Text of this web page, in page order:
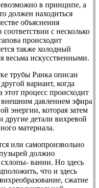
в принципе, а
должен находиться
объяснения
с несколько
происходит
также холодный
весьма искусственными.
трубы Ранка описан
вариант, когда
процесс происходит
внешним давлением эфира
энергии, которая затем
другие детали вихревой
материала.
или самопроизвольно
должно
схлопы- вании. Но здесь
что и здесь
сжатие